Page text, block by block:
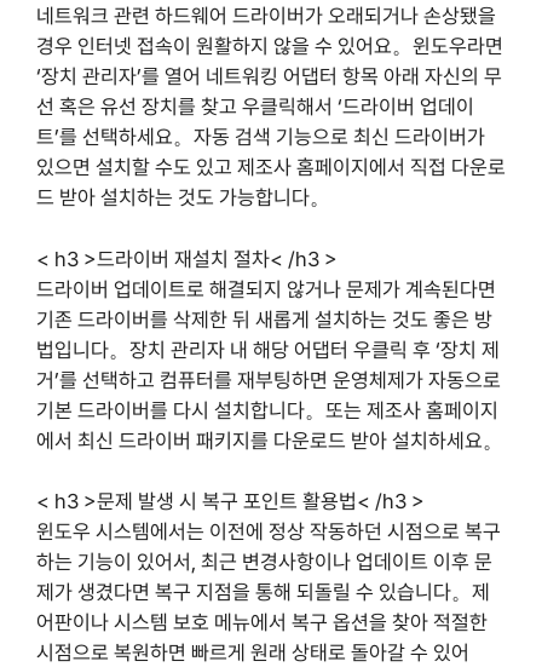
네트워크 관련 하드웨어 드라이버가 오래되거나 손상됐을
경우 인터넷 접속이 원활하지 않을 수 있어요。윈도우라면
‘장치 관리자’를 열어 네트워킹 어댑터 항목 아래 자신의 무
선 혹은 유선 장치를 찾고 우클릭해서 ‘드라이버 업데이
트’를 선택하세요。자동 검색 기능으로 최신 드라이버가
있으면 설치할 수도 있고 제조사 홈페이지에서 직접 다운로
드 받아 설치하는 것도 가능합니다。
< h3 >드라이버 재설치 절차< /h3 >
드라이버 업데이트로 해결되지 않거나 문제가 계속된다면
기존 드라이버를 삭제한 뒤 새롭게 설치하는 것도 좋은 방
법입니다。장치 관리자 내 해당 어댑터 우클릭 후 ‘장치 제
거’를 선택하고 컴퓨터를 재부팅하면 운영체제가 자동으로
기본 드라이버를 다시 설치합니다。또는 제조사 홈페이지
에서 최신 드라이버 패키지를 다운로드 받아 설치하세요。
< h3 >문제 발생 시 복구 포인트 활용법< /h3 >
윈도우 시스템에서는 이전에 정상 작동하던 시점으로 복구
하는 기능이 있어서, 최근 변경사항이나 업데이트 이후 문
제가 생겼다면 복구 지점을 통해 되돌릴 수 있습니다。제
어판이나 시스템 보호 메뉴에서 복구 옵션을 찾아 적절한
시점으로 복원하면 빠르게 원래 상태로 돌아갈 수 있어